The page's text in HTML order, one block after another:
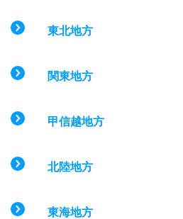
東北地方
関東地方
甲信越地方
北陸地方
東海地方